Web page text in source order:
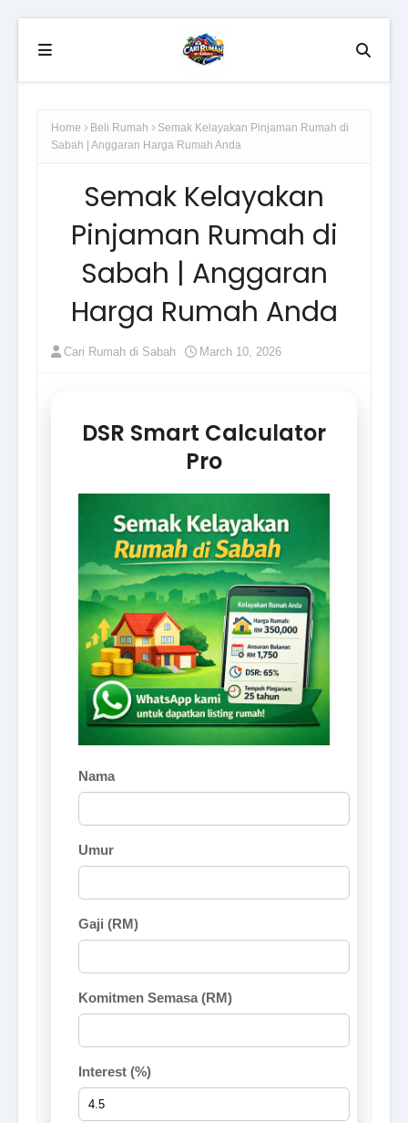
Home Beli Rumah
Semak Kelayakan Pinjaman Rumah di
Sabah | Anggaran Harga Rumah Anda
Semak Kelayakan
Pinjaman Rumah di
Sabah | Anggaran
Harga Rumah Anda
Cari Rumah di Sabah March 10, 2026
DSR Smart Calculator
Pro
Nama
Umur
Gaji (RM)
Komitmen Semasa (RM)
Interest (%)